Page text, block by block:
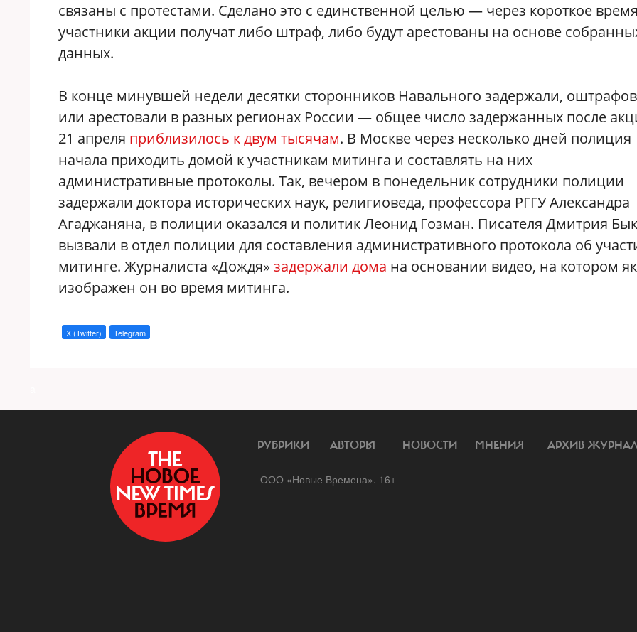
связаны с протестами. Сделано это с единственной целью — через короткое
участники акции получат либо штраф, либо будут арестованы на основе
данных.
В конце минувшей недели десятки сторонников Навального задержали,
или арестовали в разных регионах России — общее число задержанных после
21 апреля приблизилось к двум тысячам. В Москве через несколько дней полиция
начала приходить домой к участникам митинга и составлять на них
административные протоколы. Так, вечером в понедельник сотрудники полиции
задержали доктора исторических наук, религиоведа, профессора РГГУ Александра
Агаджаняна, в полиции оказался и политик Леонид Гозман. Писателя Дмитрия
вызвали в отдел полиции для составления административного протокола об
митинге. Журналиста «Дождя» задержали дома на основании видео, на котором
изображен он во время митинга.
X (Twitter) Telegram
РУБРИКИ АВТОРЫ НОВОСТИ МНЕНИЯ АРХИВ
ООО «Новые Времена». 16+